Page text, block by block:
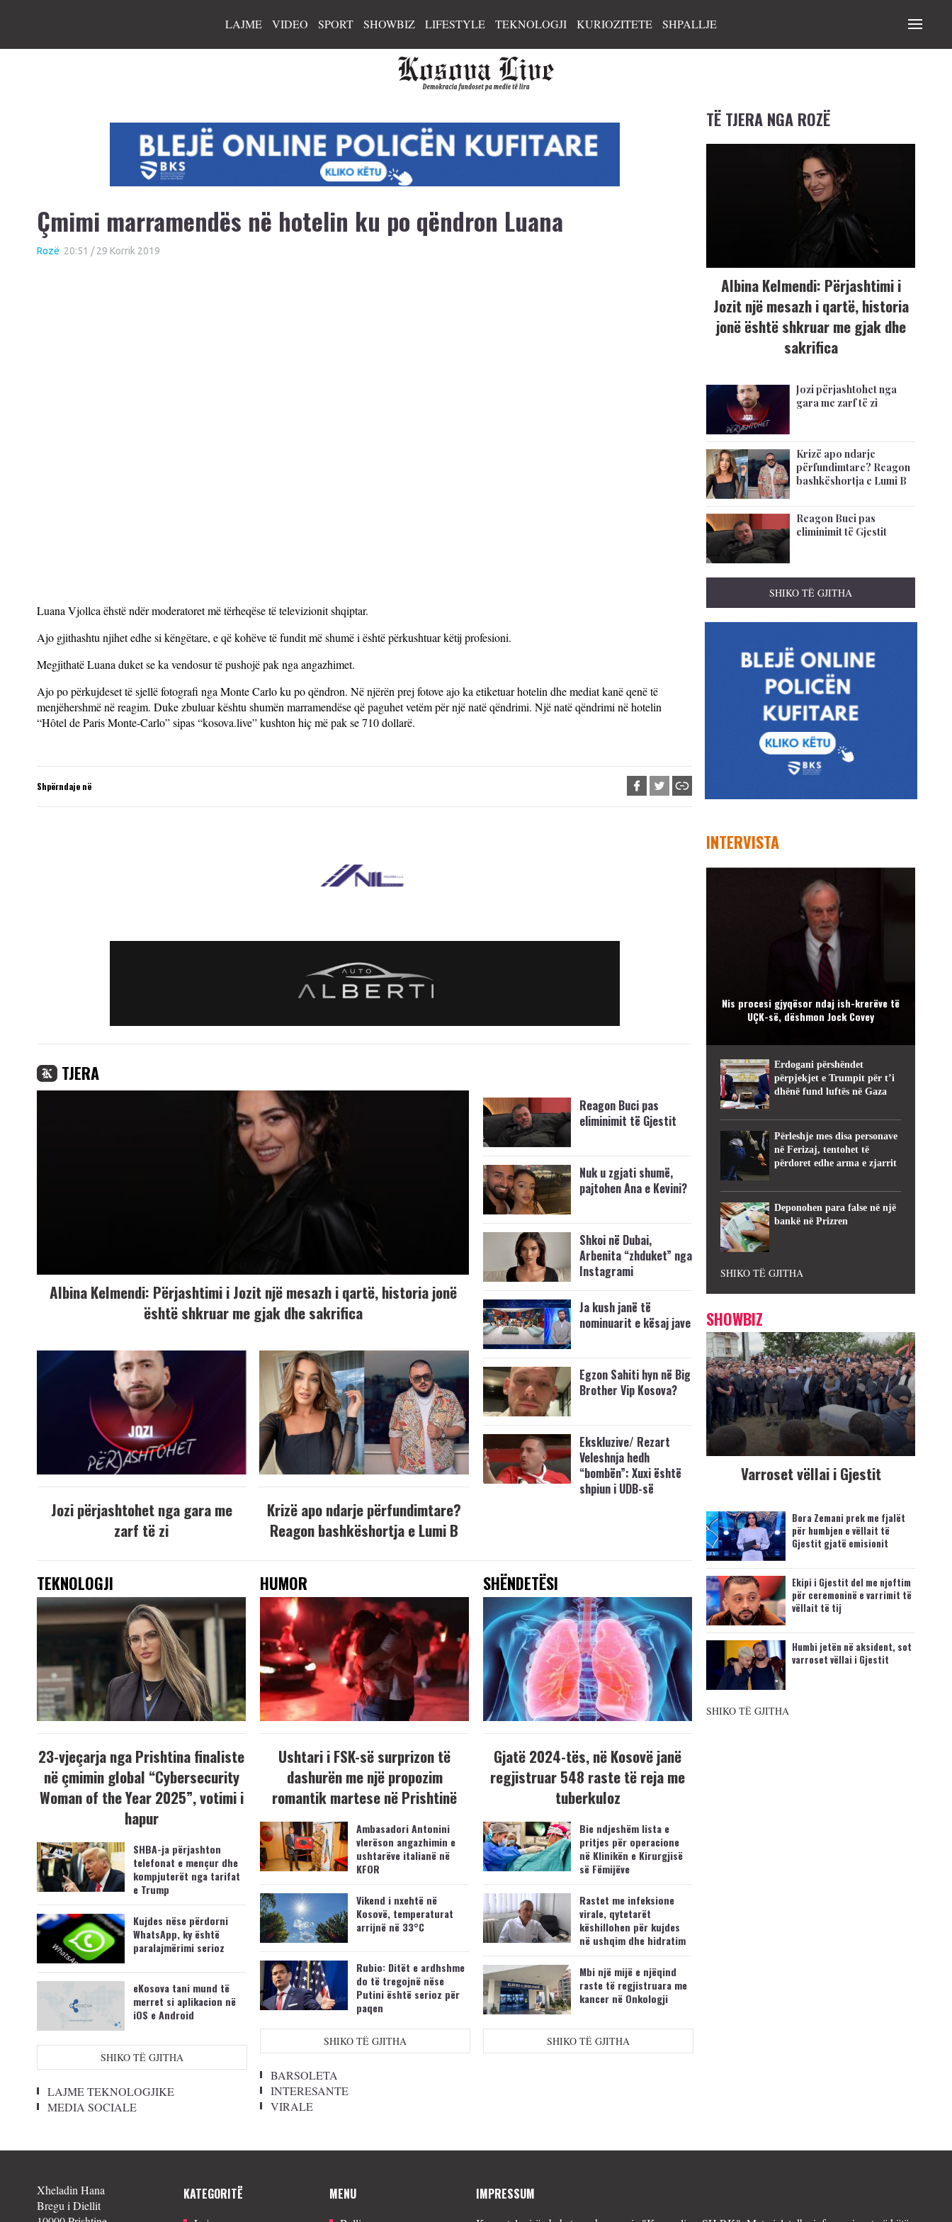
LAJME VIDEO SPORT SHOWBIZ LIFESTYLE TEKNOLOGJI KURIOZITETE SHPALLJE
Çmimi marramendës në hotelin ku po qëndron Luana
Rozë 20:51 / 29 Korrik 2019
Luana Vjollca ëhstë ndër moderatoret më tërheqëse të televizionit shqiptar.
Ajo gjithashtu njihet edhe si këngëtare, e që kohëve të fundit më shumë i është përkushtuar këtij profesioni.
Megjithatë Luana duket se ka vendosur të pushojë pak nga angazhimet.
Ajo po përkujdeset të sjellë fotografi nga Monte Carlo ku po qëndron. Në njërën prej fotove ajo ka etiketuar hotelin dhe mediat kanë qenë të
menjëhershmë në reagim. Duke zbuluar kështu shumën marramendëse që paguhet vetëm për një natë qëndrimi. Një natë qëndrimi në hotelin
“Hôtel de Paris Monte-Carlo” sipas “kosova.live” kushton hiç më pak se 710 dollarë.
Shpërndaje në
TJERA
Albina Kelmendi: Përjashtimi i Jozit një mesazh i qartë, historia jonë
është shkruar me gjak dhe sakrifica
Jozi përjashtohet nga gara me
zarf të zi
Krizë apo ndarje përfundimtare?
Reagon bashkëshortja e Lumi B
Reagon Buci pas
eliminimit të Gjestit
Nuk u zgjati shumë,
pajtohen Ana e Kevini?
Shkoi në Dubai,
Arbenita “zhduket” nga
Instagrami
Ja kush janë të
nominuarit e kësaj jave
Egzon Sahiti hyn në Big
Brother Vip Kosova?
Ekskluzive/ Rezart
Veleshnja hedh
“bombën”: Xuxi është
shpiun i UDB-së
TEKNOLOGJI
23-vjeçarja nga Prishtina finaliste
në çmimin global “Cybersecurity
Woman of the Year 2025”, votimi i
hapur
SHBA-ja përjashton
telefonat e mençur dhe
kompjuterët nga tarifat
e Trump
Kujdes nëse përdorni
WhatsApp, ky është
paralajmërimi serioz
eKosova tani mund të
merret si aplikacion në
iOS e Android
SHIKO TË GJITHA
LAJME TEKNOLOGJIKE
MEDIA SOCIALE
HUMOR
Ushtari i FSK-së surprizon të
dashurën me një propozim
romantik martese në Prishtinë
Ambasadori Antonini
vlerëson angazhimin e
ushtarëve italianë në
KFOR
Vikend i nxehtë në
Kosovë, temperaturat
arrijnë në 33°C
Rubio: Ditët e ardhshme
do të tregojnë nëse
Putini është serioz për
paqen
SHIKO TË GJITHA
BARSOLETA
INTERESANTE
VIRALE
SHËNDETËSI
Gjatë 2024-tës, në Kosovë janë
regjistruar 548 raste të reja me
tuberkuloz
Bie ndjeshëm lista e
pritjes për operacione
në Klinikën e Kirurgjisë
së Fëmijëve
Rastet me infeksione
virale, qytetarët
këshillohen për kujdes
në ushqim dhe hidratim
Mbi një mijë e njëqind
raste të regjistruara me
kancer në Onkologji
SHIKO TË GJITHA
TË TJERA NGA ROZË
Albina Kelmendi: Përjashtimi i
Jozit një mesazh i qartë, historia
jonë është shkruar me gjak dhe
sakrifica
Jozi përjashtohet nga
gara me zarf të zi
Krizë apo ndarje
përfundimtare? Reagon
bashkëshortja e Lumi B
Reagon Buci pas
eliminimit të Gjestit
SHIKO TË GJITHA
INTERVISTA
Nis procesi gjyqësor ndaj ish-krerëve të
UÇK-së, dëshmon Jock Covey
Erdogani përshëndet
përpjekjet e Trumpit për t’i
dhënë fund luftës në Gaza
Përleshje mes disa personave
në Ferizaj, tentohet të
përdoret edhe arma e zjarrit
Deponohen para false në një
bankë në Prizren
SHIKO TË GJITHA
SHOWBIZ
Varroset vëllai i Gjestit
Bora Zemani prek me fjalët
për humbjen e vëllait të
Gjestit gjatë emisionit
Ekipi i Gjestit del me njoftim
për ceremoninë e varrimit të
vëllait të tij
Humbi jetën në aksident, sot
varroset vëllai i Gjestit
SHIKO TË GJITHA
Xheladin Hana
Bregu i Diellit
KATEGORITË MENU IMPRESSUM